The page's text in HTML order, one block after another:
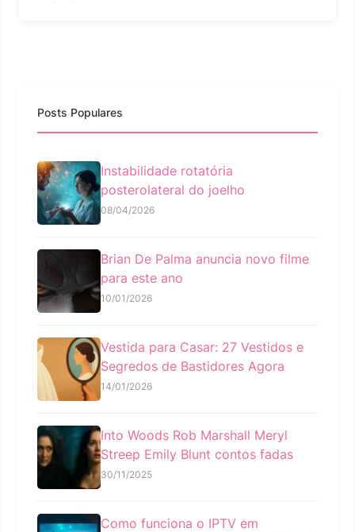
Posts Populares
Instabilidade rotatória
posterolateral do joelho
08/04/2026
Brian De Palma anuncia novo filme
para este ano
10/01/2026
Vestida para Casar: 27 Vestidos e
Segredos de Bastidores Agora
14/01/2026
Into Woods Rob Marshall Meryl
Streep Emily Blunt contos fadas
30/11/2025
Como funciona o IPTV em